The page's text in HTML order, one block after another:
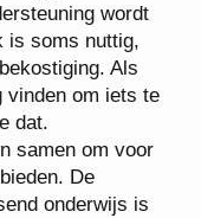
wordt
is soms nuttig,
Als
vinden om iets te
dat.
samen om voor
De
onderwijs is